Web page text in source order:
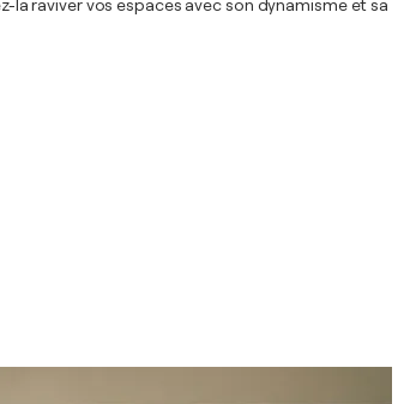
la raviver vos espaces avec son dynamisme et sa